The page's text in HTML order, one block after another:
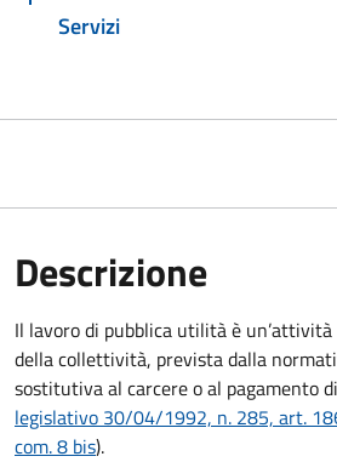
Servizi
Descrizione
Il lavoro di pubblica utilità è
della collettività, prevista dalla
sostitutiva al carcere o al pagamento
legislativo 30/04/1992, n. 285, art.
com. 8 bis).